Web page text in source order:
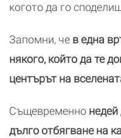
когото да го
Запомни, че в една
някого, който да те
центърът на
Същевременно
дълго отбягване на